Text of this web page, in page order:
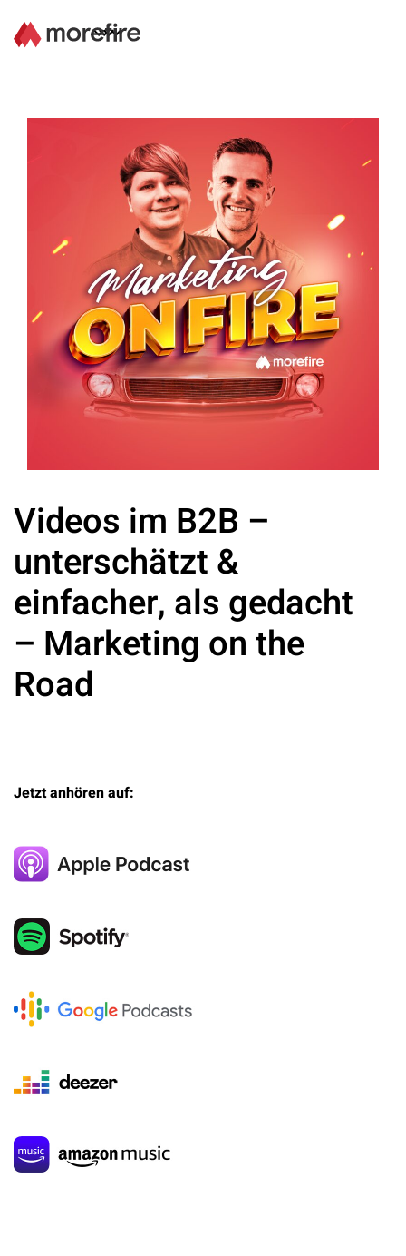
Know How
Newsletter
Kontakt
Videos im B2B –
unterschätzt &
einfacher, als gedacht
– Marketing on the
Road
Jetzt anhören auf: